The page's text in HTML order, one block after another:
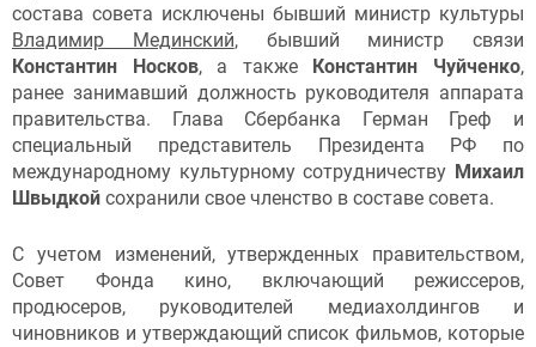
состава совета исключены бывший министр культуры
Владимир Мединский, бывший министр связи
Константин Носков, а также Константин Чуйченко,
ранее занимавший должность руководителя аппарата
правительства. Глава Сбербанка Герман Греф и
специальный представитель Президента РФ по
международному культурному сотрудничеству Михаил
Швыдкой сохранили свое членство в составе совета.
С учетом изменений, утвержденных правительством,
Совет Фонда кино, включающий режиссеров,
продюсеров, руководителей медиахолдингов и
чиновников и утверждающий список фильмов, которые